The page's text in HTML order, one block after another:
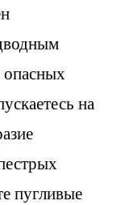
опасных
на
пугливые